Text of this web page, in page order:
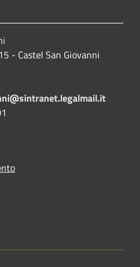
- Castel San Giovanni